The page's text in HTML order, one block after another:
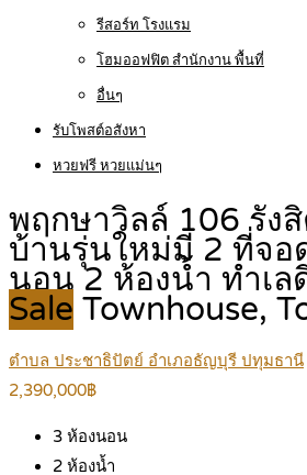
รีสอร์ท โรงแรม
โฮมออฟฟิต สำนักงาน พื้นที่
อื่นๆ
รับโพสต์อสังหา
หวยฟรี หวยแม่นๆ
พฤกษาวิลล์ 106 รัง
บ้านรุ่นใหม่มี 2 ที่จอ
นอน 2 ห้องน้ำ ทำเล
Sale Townhouse,
ตำบล ประชาธิปัตย์ อำเภอธัญบุรี ปทุมธานี
2,390,000฿
3 ห้องนอน
2 ห้องน้ำ